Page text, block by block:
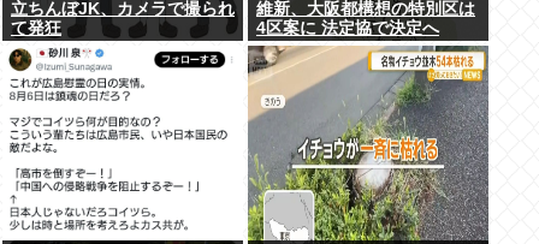
立ちんぼJK、カメラで撮られ
て発狂
維新、大阪都構想の特別区は
4区案に 法定協で決定へ